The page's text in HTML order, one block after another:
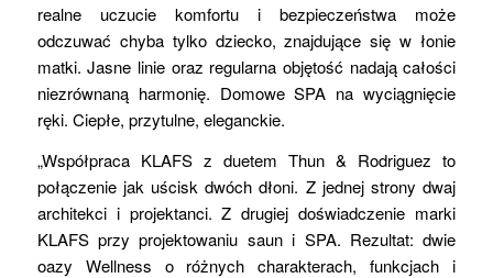
realne uczucie komfortu i bezpieczeństwa może
odczuwać chyba tylko dziecko, znajdujące się w łonie
matki. Jasne linie oraz regularna objętość nadają całości
niezrównaną harmonię. Domowe SPA na wyciągnięcie
ręki. Ciepłe, przytulne, eleganckie.
„Współpraca KLAFS z duetem Thun & Rodriguez to
połączenie jak uścisk dwóch dłoni. Z jednej strony dwaj
architekci i projektanci. Z drugiej doświadczenie marki
KLAFS przy projektowaniu saun i SPA. Rezultat: dwie
oazy Wellness o różnych charakterach, funkcjach i